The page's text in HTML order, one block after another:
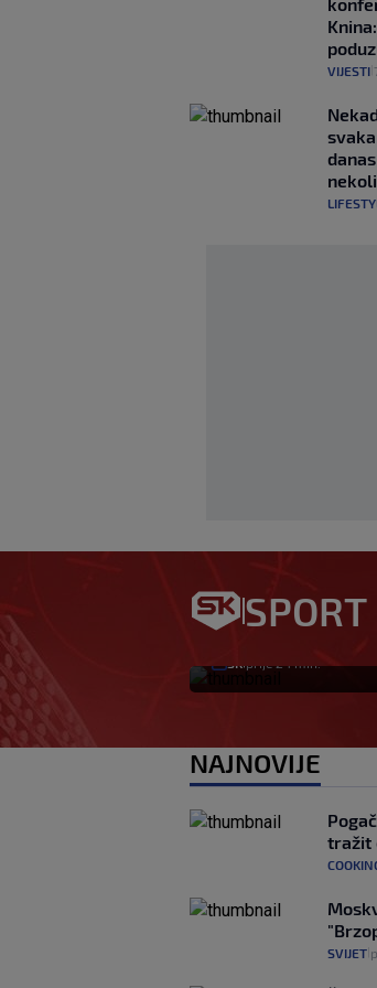
VIJESTI
SPORT
Bennacer
slobodan
htio, ali…
NAJNOVIJE
tražit
SVIJET